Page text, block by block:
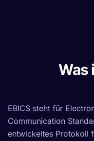
Was
EBICS steht für
Communication
entwickeltes Protokoll